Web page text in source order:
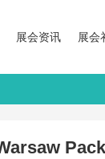
展会资讯 展会
Pack